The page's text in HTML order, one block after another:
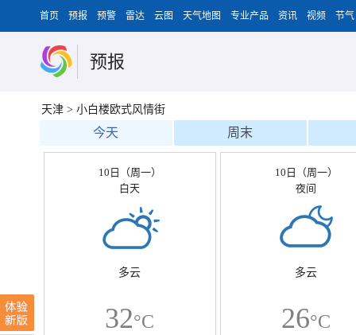
首页 预报 预警 雷达 云图 天气地图 专业产品 资讯 视频 节气
预报
天津 > 小白楼欧式风情街
今天 周末
10日（周一）
白天
多云
32°C
10日（周一）
夜间
多云
26°C